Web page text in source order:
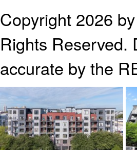
Copyright 2026
Rights Reserved.
accurate by the